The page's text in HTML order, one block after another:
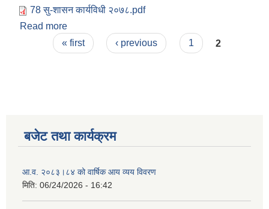
78 सु-शासन कार्यविधी २०७८.pdf
Read more
Pages« first ‹ previous 1 2
बजेट तथा कार्यक्रम
आ.व. २०८३।८४ को वार्षिक आय व्यय विवरण
मिति: 06/24/2026 - 16:42